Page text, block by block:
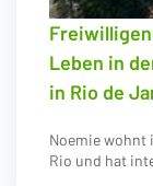
Leben in
in Rio de
Noemie wohnt
Rio und hat